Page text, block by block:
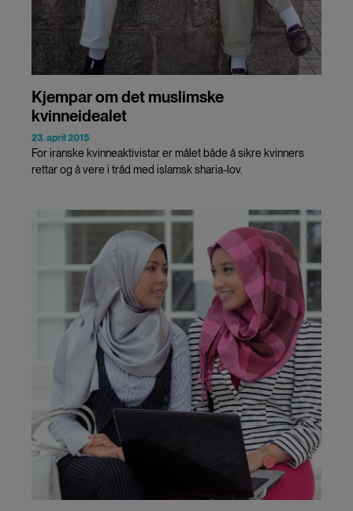
Kjempar om det muslimske
kvinneidealet
23. april 2015
For iranske kvinneaktivistar er målet både å sikre kvinners
rettar og å vere i tråd med islamsk sharia-lov.